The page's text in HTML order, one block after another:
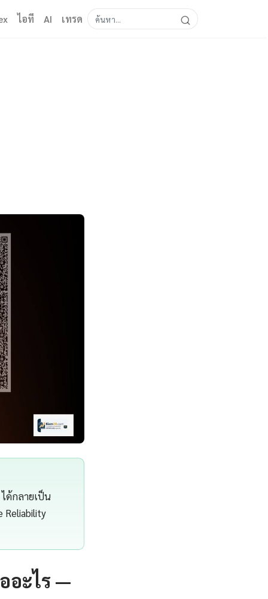
ไอที AI เทรด
ด้กลายเป็น
Reliability
อะไร —